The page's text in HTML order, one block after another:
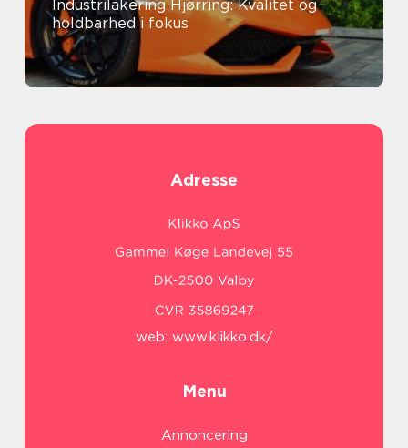
Industrilakering Hjørring: Kvalitet og
holdbarhed i fokus
Adresse
web: www.klikko.dk/
Menu
Annoncering